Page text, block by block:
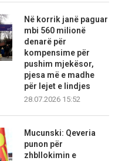
Në korrik janë paguar
mbi 560 milionë
denarë për
kompensime për
pushim mjekësor,
pjesa më e madhe
për lejet e lindjes
28.07.2026 15:52
Mucunski: Qeveria
punon për
zhbllokimin e